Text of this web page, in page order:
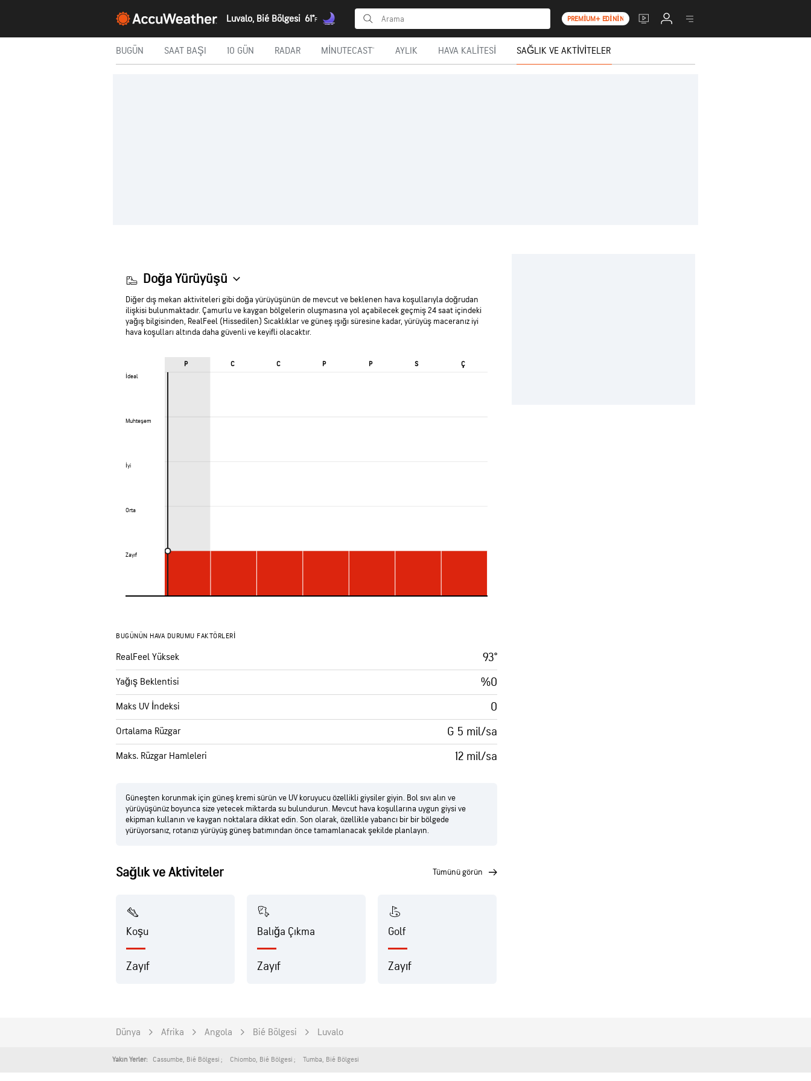
Luvalo, Bié Bölgesi 61°F PREMIUM+ EDININ
BUGÜN SAAT BAŞI 10 GÜN RADAR MINUTECAST® AYLIK HAVA KALITESI SAĞLIK VE AKTIVITELER
Doğa Yürüyüşü
Diğer dış mekan aktiviteleri gibi doğa yürüyüşünün de mevcut ve beklenen hava koşullarıyla doğrudan
ilişkisi bulunmaktadır. Çamurlu ve kaygan bölgelerin oluşmasına yol açabilecek geçmiş 24 saat içindeki
yağış bilgisinden, RealFeel (Hissedilen) Sıcaklıklar ve güneş ışığı süresine kadar, yürüyüş maceranız iyi
hava koşulları altında daha güvenli ve keyifli olacaktır.
İdeal
Muhteşem
İyi
Orta
Zayıf
P C C P P S Ç
İdeal
Muhteşem
İyi
Orta
Zayıf
BUGÜNÜN HAVA DURUMU FAKTÖRLERI
RealFeel Yüksek 93°
Yağış Beklentisi %0
Maks UV İndeksi 0
Ortalama Rüzgar G 5 mil/sa
Maks. Rüzgar Hamleleri 12 mil/sa
Güneşten korunmak için güneş kremi sürün ve UV koruyucu özellikli giysiler giyin. Bol sıvı alın ve
yürüyüşünüz boyunca size yetecek miktarda su bulundurun. Mevcut hava koşullarına uygun giysi ve
ekipman kullanın ve kaygan noktalara dikkat edin. Son olarak, özellikle yabancı bir bir bölgede
yürüyorsanız, rotanızı yürüyüş güneş batımından önce tamamlanacak şekilde planlayın.
Sağlık ve Aktiviteler tümünü görün
Koşu
Zayıf
Balığa Çıkma
Zayıf
Golf
Zayıf
Dünya Afrika Angola Bié Bölgesi Luvalo
Yakın Yerler: Cassumbe, Bié Bölgesi Chiombo, Bié Bölgesi Tumba, Bié Bölgesi